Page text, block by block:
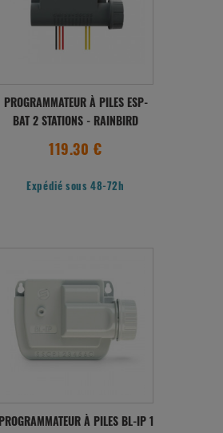
PROGRAMMATEUR À PILES ESP-
BAT 2 STATIONS - RAINBIRD
119.30 €
Expédié sous 48-72h
PROGRAMMATEUR À PILES BL-IP 1